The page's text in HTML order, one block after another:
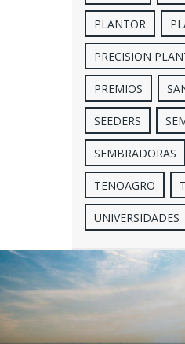
PLANTOR
PRECISION
PREMIOS
SEEDERS
SEMBRADORAS
TENOAGRO
UNIVERSIDADES